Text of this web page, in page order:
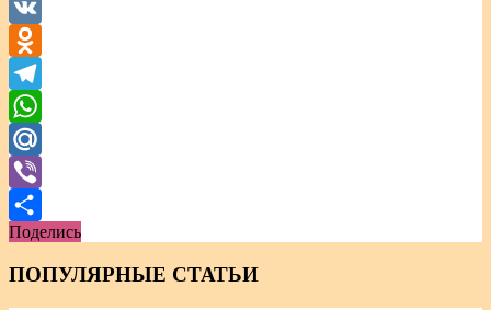
VK
Odnoklassniki
Telegram
WhatsApp
Mail.Ru
Viber
Отправить
Поделись
ПОПУЛЯРНЫЕ СТАТЬИ